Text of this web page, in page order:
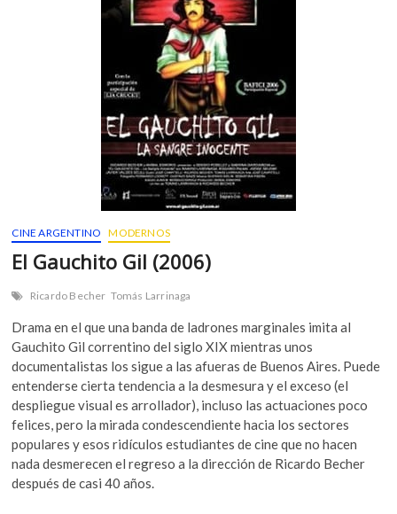
CINE ARGENTINO MODERNOS
El Gauchito Gil (2006)
Ricardo Becher Tomás Larrinaga
Drama en el que una banda de ladrones marginales imita al
Gauchito Gil correntino del siglo XIX mientras unos
documentalistas los sigue a las afueras de Buenos Aires. Puede
entenderse cierta tendencia a la desmesura y el exceso (el
despliegue visual es arrollador), incluso las actuaciones poco
felices, pero la mirada condescendiente hacia los sectores
populares y esos ridículos estudiantes de cine que no hacen
nada desmerecen el regreso a la dirección de Ricardo Becher
después de casi 40 años.